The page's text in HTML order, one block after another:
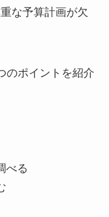
な予算計画が欠
のポイントを紹介
べる